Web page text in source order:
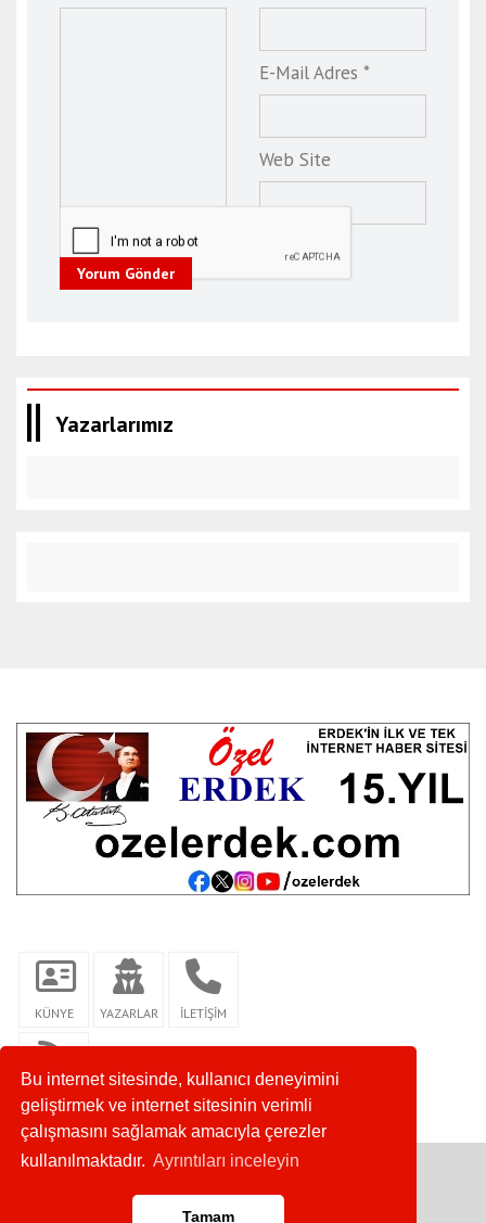
Bu internet sitesinde, kullanıcı deneyimini
geliştirmek ve internet sitesinin verimli
çalışmasını sağlamak amacıyla çerezler
kullanılmaktadır. Ayrıntıları inceleyin
Tamam
E-Mail Adres *
Web Site
Yorum Gönder
Yazarlarımız
KÜNYE YAZARLAR İLETİŞİM